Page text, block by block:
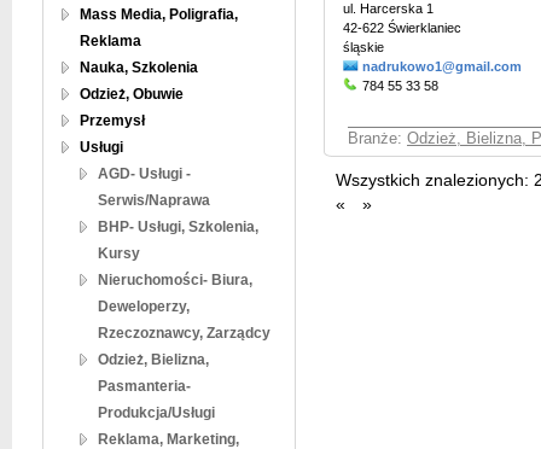
Mass Media, Poligrafia,
Reklama
Nauka, Szkolenia
Odzież, Obuwie
Przemysł
Usługi
AGD- Usługi -
Serwis/Naprawa
BHP- Usługi, Szkolenia,
Kursy
Nieruchomości- Biura,
Deweloperzy,
Rzeczoznawcy, Zarządcy
Odzież, Bielizna,
Pasmanteria-
Produkcja/Usługi
Reklama, Marketing,
ul. Harcerska 1
42-622 Świerklaniec
śląskie
nadrukowo1@gmail.com
784 55 33 58
Branże: Odzież, Bielizna,
Wszystkich znalezionych:
«
»